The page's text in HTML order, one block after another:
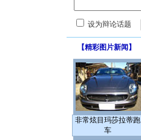
设为辩论话题
【精彩图片新闻 】
非常炫目玛莎拉蒂跑
车